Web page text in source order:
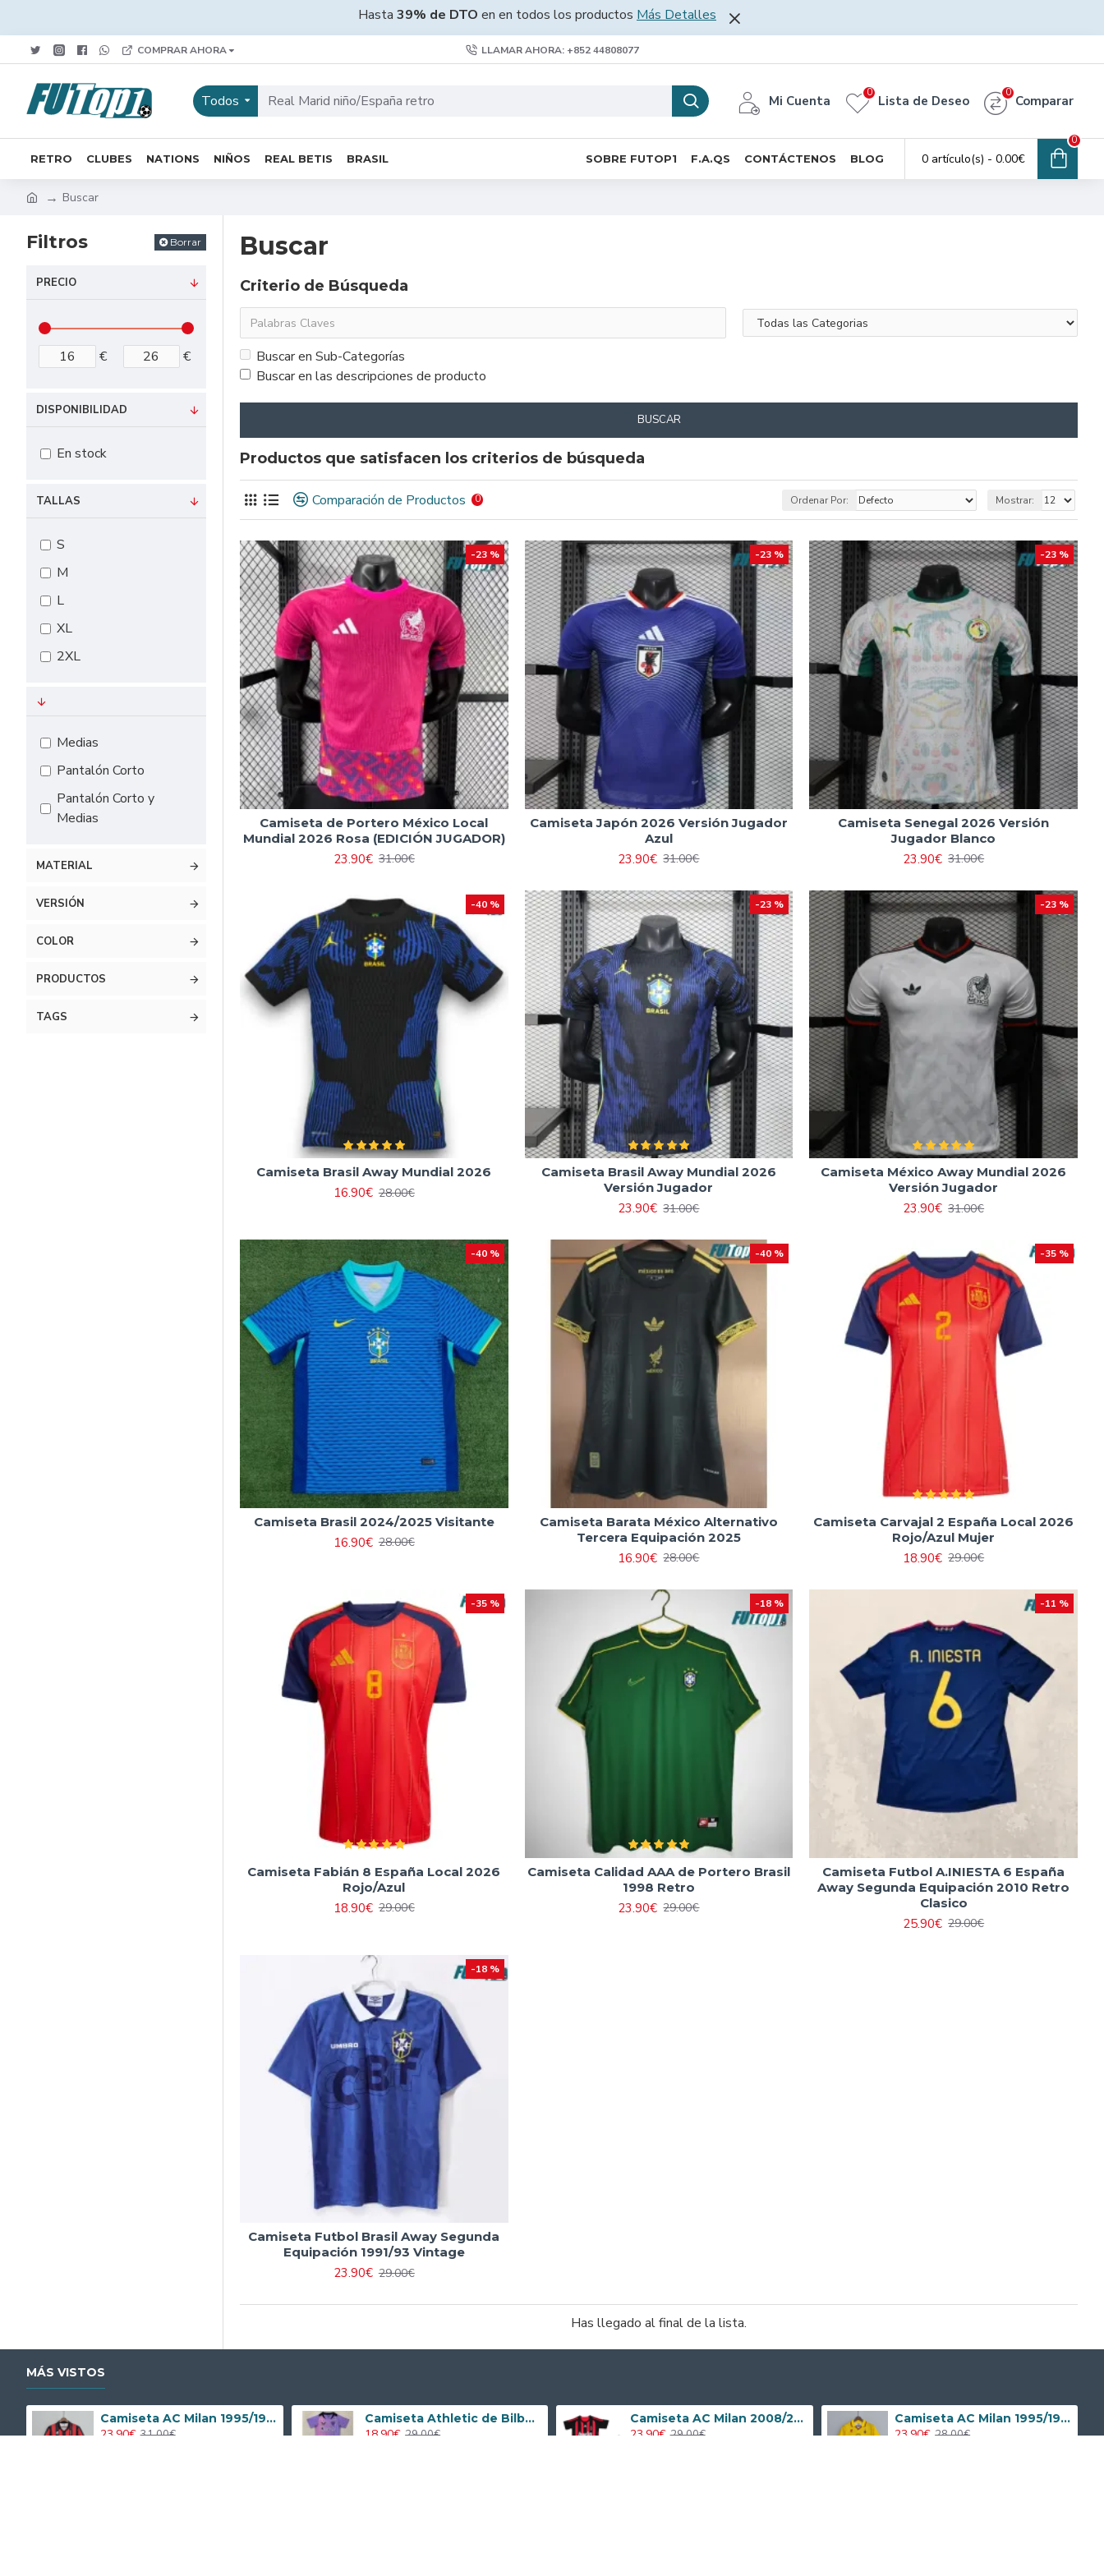
Hasta 39% de DTO en en todos los productos Más Detalles
COMPRAR AHORA LLAMAR AHORA: +852 44808077
Todos Mi Cuenta Lista de Deseo
0
Comparar
0
RETRO CLUBES NATIONS NIÑOS REAL BETIS BRASIL SOBRE FUTOP1 F.A.QS CONTÁCTENOS BLOG 0 artículo(s) - 0.00€
0
Buscar
Filtros Borrar
PRECIO
€ €
MATERIAL
VERSIÓN
COLOR
PRODUCTOS
TALLAS
S
M
L
XL
2XL
Medias
Pantalón Corto
Pantalón Corto y
Medias
TAGS
DISPONIBILIDAD
En stock
Buscar
Criterio de Búsqueda
Buscar en Sub-Categorías
Buscar en las descripciones de producto
BUSCAR
Productos que satisfacen los criterios de búsqueda
Comparación de Productos 0 Ordenar Por: Mostrar:
-23 %
Camiseta de Portero México Local
Mundial 2026 Rosa (EDICIÓN JUGADOR)
23.90€ 31.00€
-23 %
Camiseta Japón 2026 Versión Jugador
Azul
23.90€ 31.00€
-23 %
Camiseta Senegal 2026 Versión
Jugador Blanco
23.90€ 31.00€
-40 %
Camiseta Brasil Away Mundial 2026
16.90€ 28.00€
-23 %
Camiseta Brasil Away Mundial 2026
Versión Jugador
23.90€ 31.00€
-23 %
Camiseta México Away Mundial 2026
Versión Jugador
23.90€ 31.00€
-40 %
Camiseta Brasil 2024/2025 Visitante
16.90€ 28.00€
-40 %
Camiseta Barata México Alternativo
Tercera Equipación 2025
16.90€ 28.00€
-35 %
Camiseta Carvajal 2 España Local 2026
Rojo/Azul Mujer
18.90€ 29.00€
-35 %
Camiseta Fabián 8 España Local 2026
Rojo/Azul
18.90€ 29.00€
-18 %
Camiseta Calidad AAA de Portero Brasil
1998 Retro
23.90€ 29.00€
-11 %
Camiseta Futbol A.INIESTA 6 España
Away Segunda Equipación 2010 Retro
Clasico
25.90€ 29.00€
-18 %
Camiseta Futbol Brasil Away Segunda
Equipación 1991/93 Vintage
23.90€ 29.00€
Has llegado al final de la lista.
MÁS VISTOS
Camiseta AC Milan 1995/1996 Local Retro
23.90€ 31.00€
Camiseta Athletic de Bilbao 2024/2025 Alternativo Niño Kit
18.90€ 29.00€
Camiseta AC Milan 2008/2009 Local Retro Niño Kit
23.90€ 29.00€
Camiseta AC Milan 1995/1996 Alternativo Retro
23.90€ 28.00€